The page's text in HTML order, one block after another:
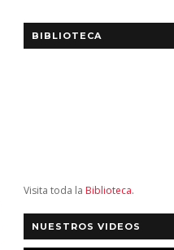
BIBLIOTECA
Visita toda la Biblioteca.
NUESTROS VIDEOS